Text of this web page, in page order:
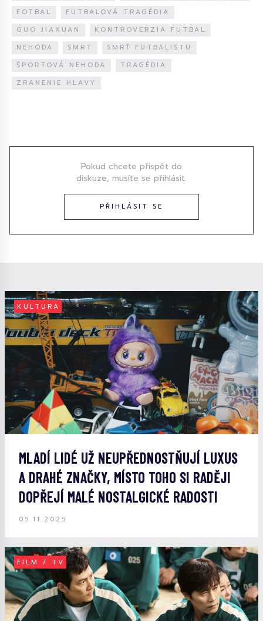
FOTBAL
FUTBALOVÁ TRAGÉDIA
GUO JIAXUAN
KONTROVERZIA FUTBAL
NEHODA
SMRT
SMRŤ FUTBALISTU
ŠPORTOVÁ NEHODA
TRAGÉDIA
ZRANENIE HLAVY
Pokud chcete přispět do
diskuze, musíte se přihlásit.
PŘIHLÁSIT SE
KULTURA
MLADÍ LIDÉ UŽ NEUPŘEDNOSTŇUJÍ LUXUS
A DRAHÉ ZNAČKY, MÍSTO TOHO SI RADĚJI
DOPŘEJÍ MALÉ NOSTALGICKÉ RADOSTI
05.11.2025
FILM / TV